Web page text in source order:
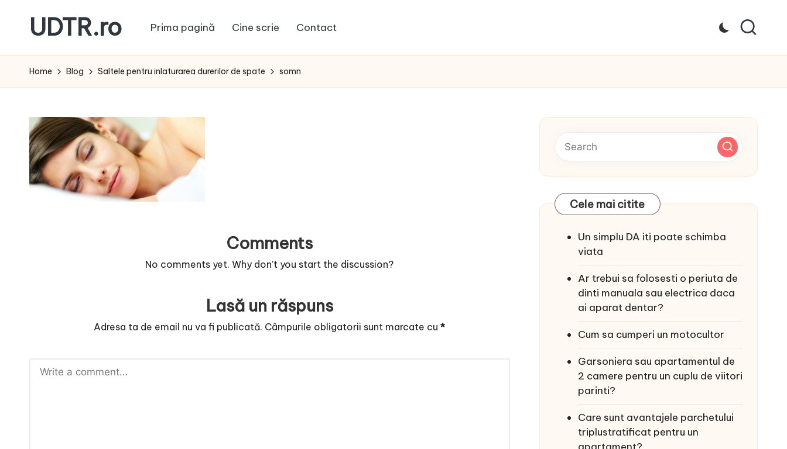
content
UDTR.ro
dorul
te
Prima pagină Cine scrie Contact
Home Blog Saltele pentru inlaturarea durerilor de spate somn
Comments
No comments yet. Why don’t you start the discussion?
Lasă un răspuns
Adresa ta de email nu va fi publicată. Câmpurile obligatorii sunt marcate cu*
Cele mai citite
Un simplu DA iti poate schimba
viata
Ar trebui sa folosesti o periuta de
dinti manuala sau electrica daca
ai aparat dentar?
Cum sa cumperi un motocultor
Garsoniera sau apartamentul de
2 camere pentru un cuplu de viitori
parinti?
Care sunt avantajele parchetului
triplustratificat pentru un